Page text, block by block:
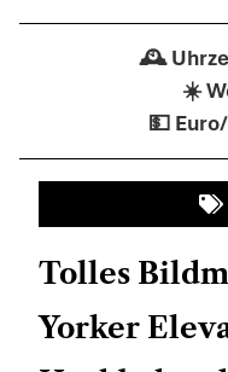
Tolles
Yorker